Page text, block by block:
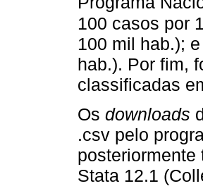
100 casos por
100 mil hab.);
hab.). Por fim,
classificadas
Os downloads
.csv pelo
Stata 12.1